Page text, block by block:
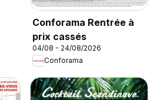
Conforama Rentrée à
prix cassés
04/08 - 24/08/2026
Conforama